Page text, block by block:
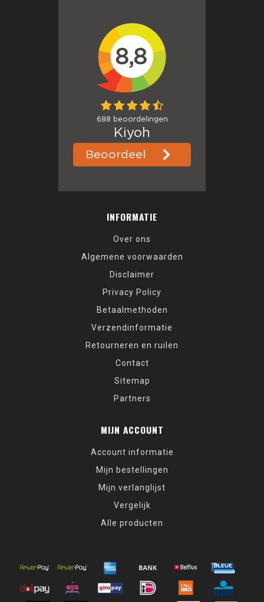
INFORMATIE
Over ons
Algemene voorwaarden
Disclaimer
Privacy Policy
Betaalmethoden
Verzendinformatie
Retourneren en ruilen
Contact
Sitemap
Partners
MIJN ACCOUNT
Account informatie
Mijn bestellingen
Mijn verlanglijst
Vergelijk
Alle producten